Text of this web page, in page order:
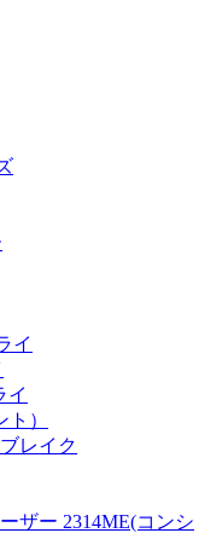
イ
イ
）
レイク
ザー 2314ME(コンシ